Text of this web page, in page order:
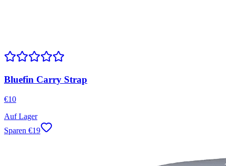
Bluefin Carry Strap
€10
Auf Lager
Sparen €19